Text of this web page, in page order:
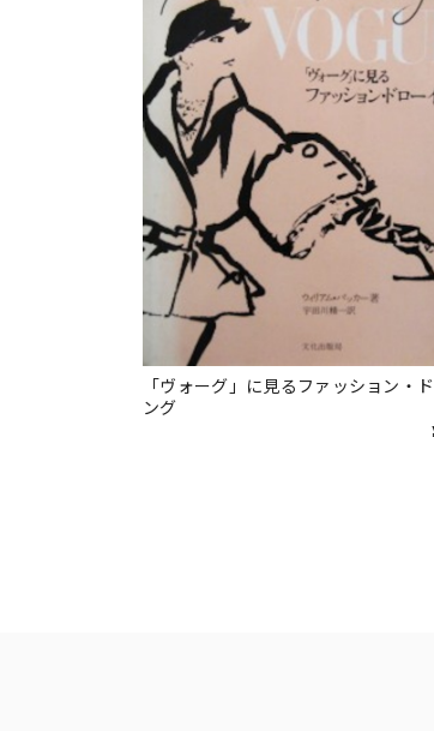
「ヴォーグ」に見るファッション・
ング